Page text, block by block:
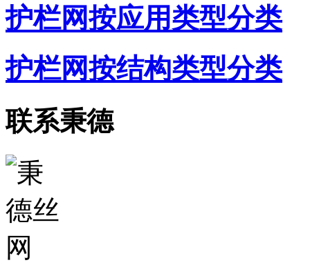
护栏网按应用类型分类
护栏网按结构类型分类
联系秉德